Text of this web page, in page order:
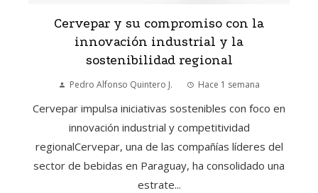
Cervepar y su compromiso con la
innovación industrial y la
sostenibilidad regional
Pedro Alfonso Quintero J. Hace 1 semana
Cervepar impulsa iniciativas sostenibles con foco en
innovación industrial y competitividad
regionalCervepar, una de las compañías líderes del
sector de bebidas en Paraguay, ha consolidado una
estrate...